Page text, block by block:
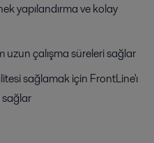
yapılandırma ve kolay
uzun çalışma süreleri sağlar
sağlamak için FrontLine'ı